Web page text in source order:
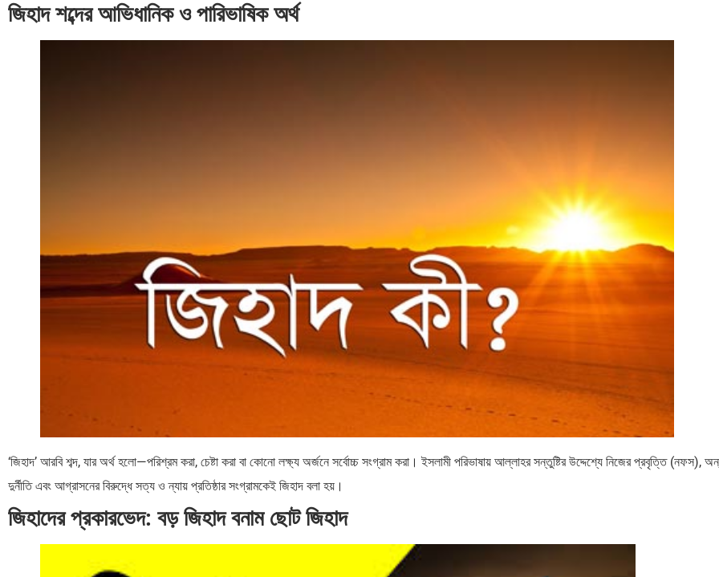
জিহাদ শব্দের আভিধানিক ও পারিভাষিক অর্থ
‘জিহাদ’ আরবি শব্দ, যার অর্থ হলো—পরিশ্রম করা, চেষ্টা করা বা কোনো লক্ষ্য অর্জনে সর্বোচ্চ সংগ্রাম করা। ইসলামী পরিভাষায় আল্লাহর সন্তুষ্টির উদ্দেশ্যে নিজের প্রবৃত্তি (নফস),
দুর্নীতি এবং আগ্রাসনের বিরুদ্ধে সত্য ও ন্যায় প্রতিষ্ঠার সংগ্রামকেই জিহাদ বলা হয়।
জিহাদের প্রকারভেদ: বড় জিহাদ বনাম ছোট জিহাদ